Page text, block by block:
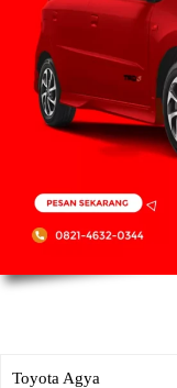
Toyota Agya